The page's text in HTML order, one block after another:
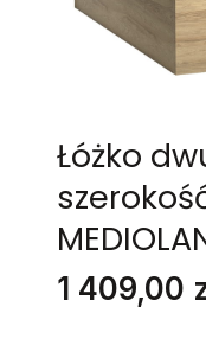
Łóżko
Cena
1 409,00